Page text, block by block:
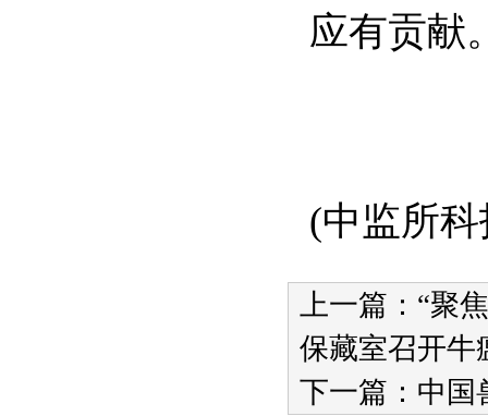
应有贡献
(中监所科
上一篇： “聚
保藏室召开牛
下一篇： 中国